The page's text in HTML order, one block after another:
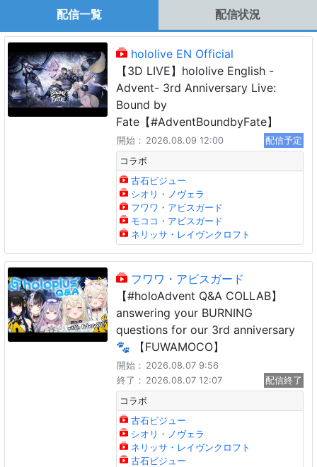
配信一覧 配信状況
hololive EN Official
【3D LIVE】hololive English -
Advent- 3rd Anniversary Live:
Bound by
Fate【#AdventBoundbyFate】
開始： 2026.08.09 12:00
配信予定
コラボ
古石ビジュー
シオリ・ノヴェラ
フワワ・アビスガード
モココ・アビスガード
ネリッサ・レイヴンクロフト
フワワ・アビスガード
【#holoAdvent Q&A COLLAB】
answering your BURNING
questions for our 3rd anniversary
🐾 【FUWAMOCO】
開始： 2026.08.07 9:56
終了： 2026.08.07 12:07
配信終了
コラボ
古石ビジュー
シオリ・ノヴェラ
ネリッサ・レイヴンクロフト
古石ビジュー